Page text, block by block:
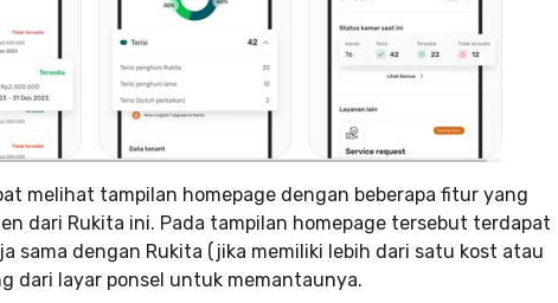
melihat tampilan homepage dengan beberapa fitur yang
dari Rukita ini. Pada tampilan homepage tersebut terdapat
sama dengan Rukita (jika memiliki lebih dari satu kost atau
dari layar ponsel untuk memantaunya.